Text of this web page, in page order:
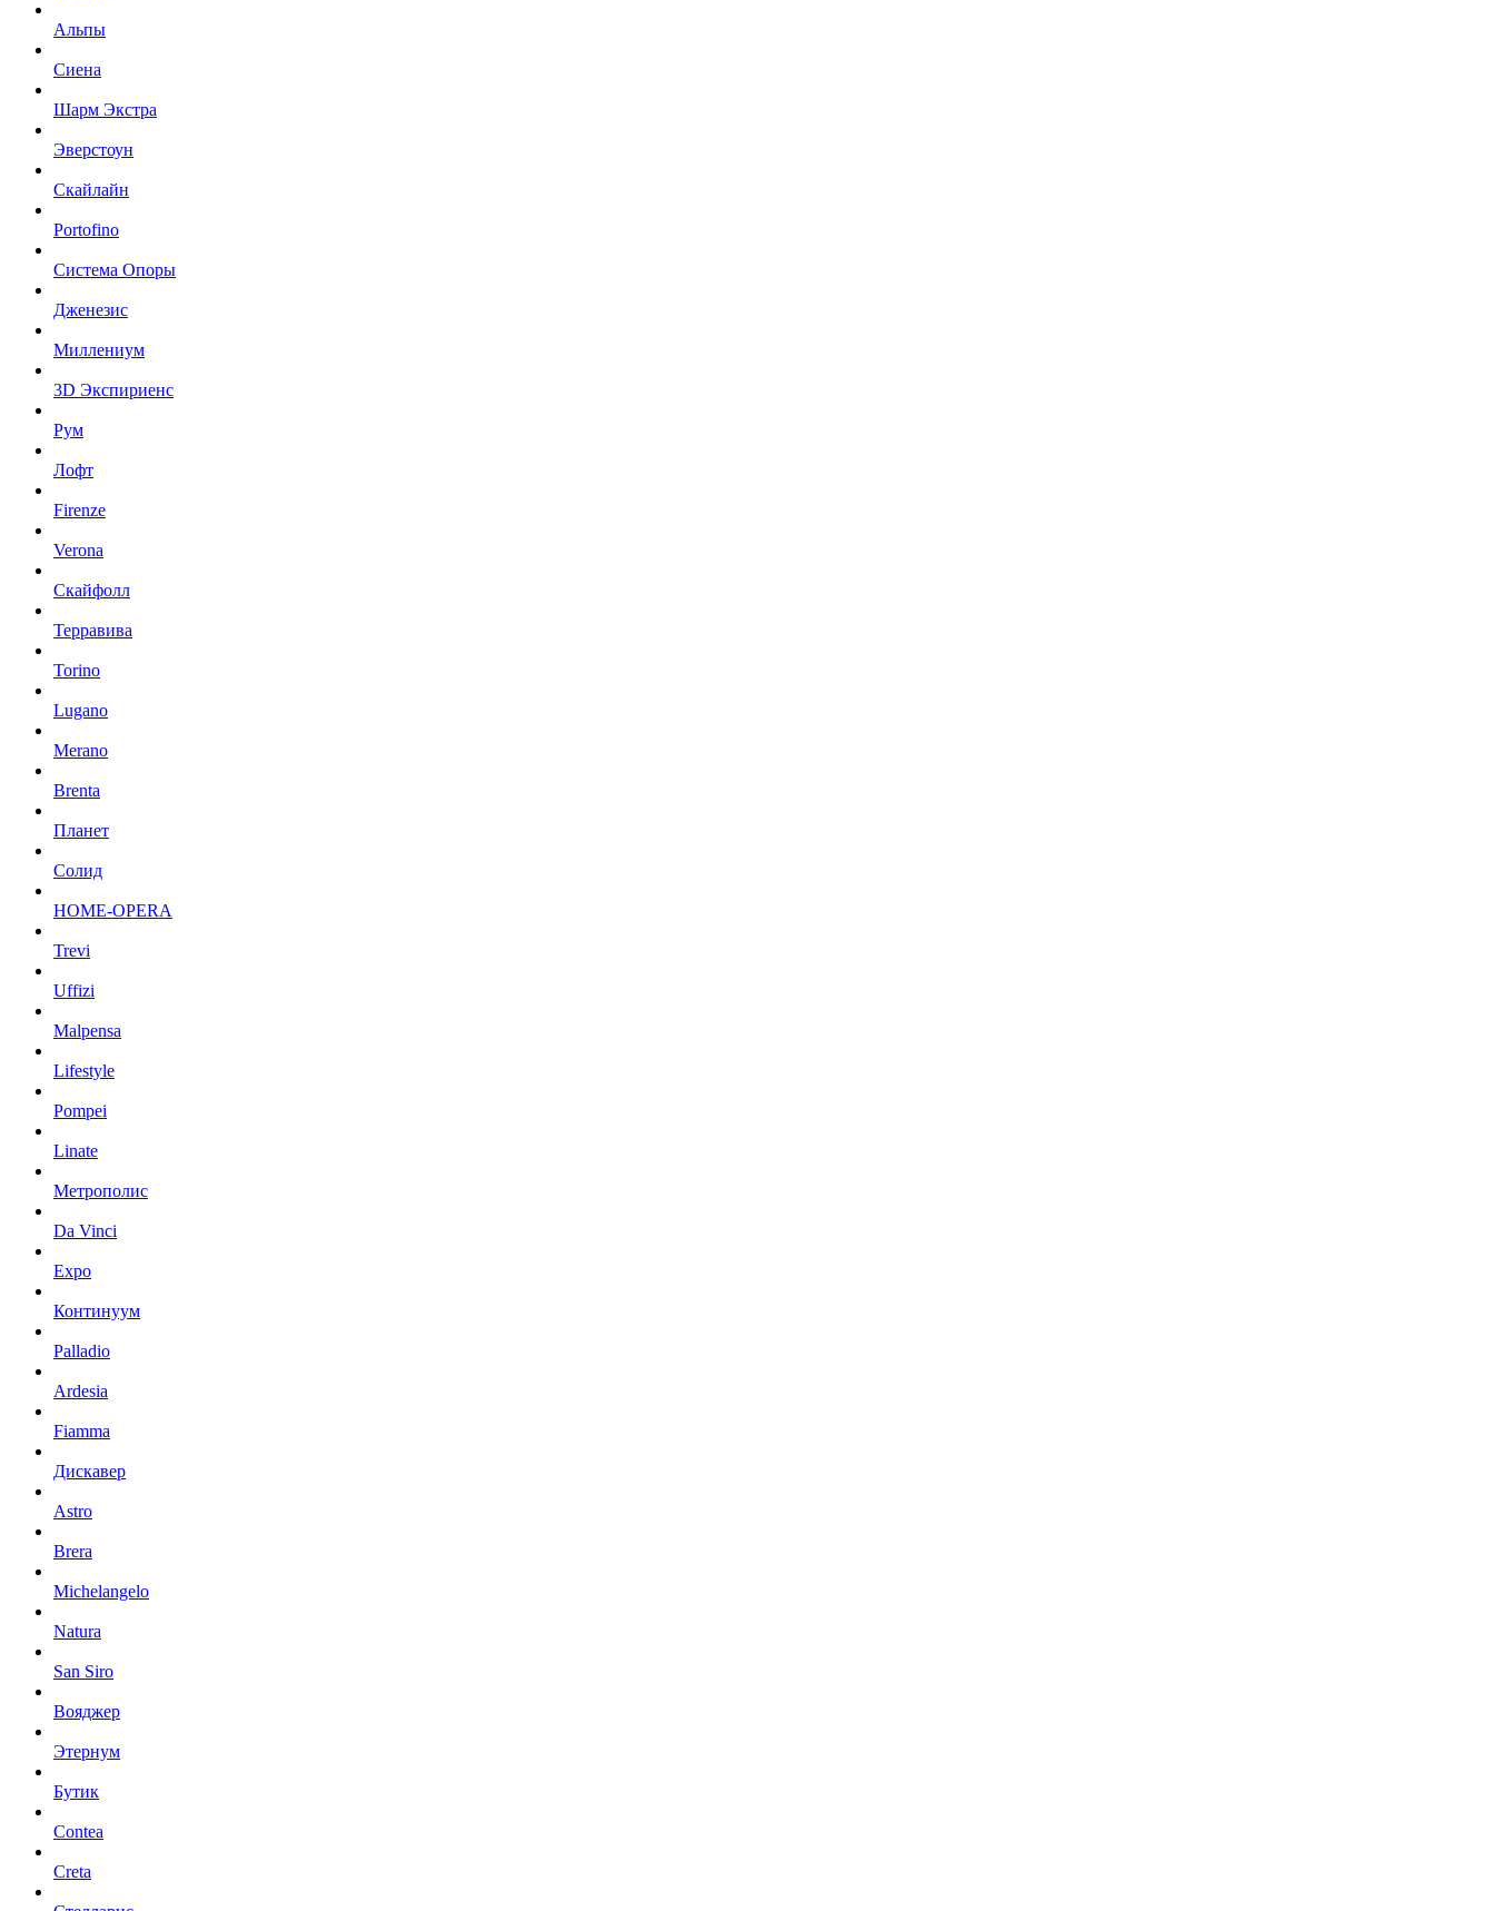
Альпы
Сиена
Шарм Экстра
Эверстоун
Скайлайн
Portofino
Система Опоры
Дженезис
Миллениум
3D Экспириенс
Рум
Лофт
Firenze
Verona
Скайфолл
Терравива
Torino
Lugano
Merano
Brenta
Планет
Солид
HOME-OPERA
Trevi
Uffizi
Malpensa
Lifestyle
Pompei
Linate
Метрополис
Da Vinci
Expo
Континуум
Palladio
Ardesia
Fiamma
Дискавер
Astro
Brera
Michelangelo
Natura
San Siro
Вояджер
Этернум
Бутик
Contea
Creta